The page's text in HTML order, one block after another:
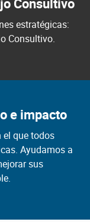
estratégicas:
Consultivo.
e impacto
que todos
Ayudamos a
sus